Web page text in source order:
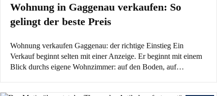
Wohnung in Gaggenau verkaufen: So
gelingt der beste Preis
Wohnung verkaufen Gaggenau: der richtige Einstieg Ein
Verkauf beginnt selten mit einer Anzeige. Er beginnt mit einem
Blick durchs eigene Wohnzimmer: auf den Boden, auf…